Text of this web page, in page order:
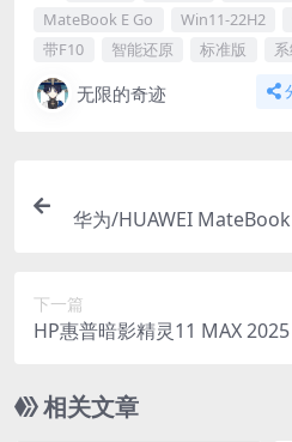
MateBook E Go
Win11-22H2
带F10
智能还原 标准版
无限的奇迹
华为/HUAWEI MateBook
下一篇
HP惠普暗影精灵11 MAX
相关文章